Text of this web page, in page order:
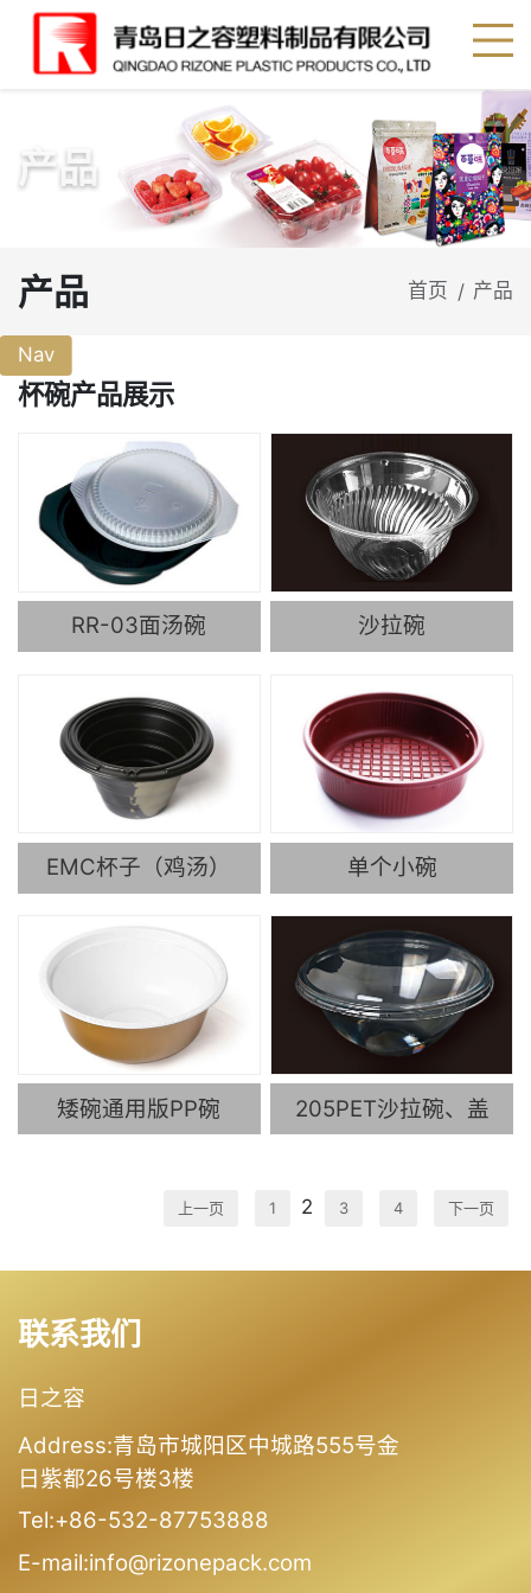
产品
产品 首页 / 产品
Nav
杯碗产品展示
RR-03面汤碗 沙拉碗
EMC杯子（鸡汤） 单个小碗
矮碗通用版PP碗 205PET沙拉碗、盖
上一页 1 2 3 4 下一页
联系我们
日之容
Address:青岛市城阳区中城路555号金
日紫都26号楼3楼
Tel:+86-532-87753888
E-mail:info@rizonepack.com